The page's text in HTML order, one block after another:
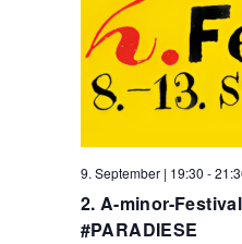
9. September | 19:30 -
2. A-minor-
#PARADIESE